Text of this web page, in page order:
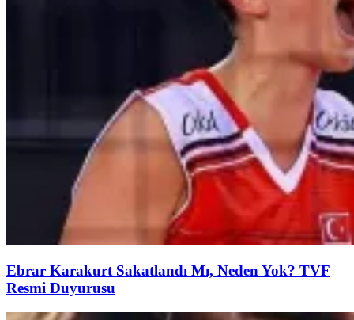
Ebrar Karakurt Sakatlandı Mı, Neden Yok? TVF
Resmi Duyurusu